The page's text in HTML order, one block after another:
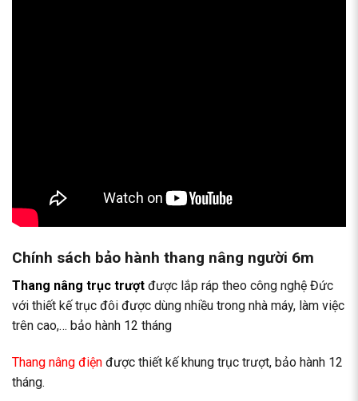
Chính sách bảo hành thang nâng người 6m
Thang nâng trục trượt được lắp ráp theo công nghệ Đức
với thiết kế trục đôi được dùng nhiều trong nhà máy, làm việc
trên cao,… bảo hành 12 tháng
Thang nâng điện được thiết kế khung trục trượt, bảo hành 12
tháng.